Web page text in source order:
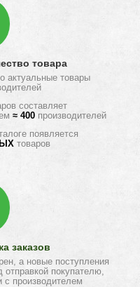
товара
актуальные товары
составляет
≈ 400 производителей
появляется
товаров
заказов
а новые поступления
покупателю,
производителем